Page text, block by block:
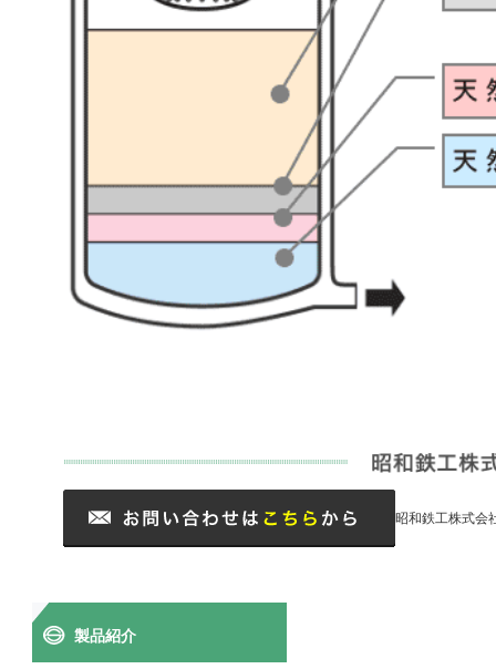
昭和鉄工株式会
製品紹介